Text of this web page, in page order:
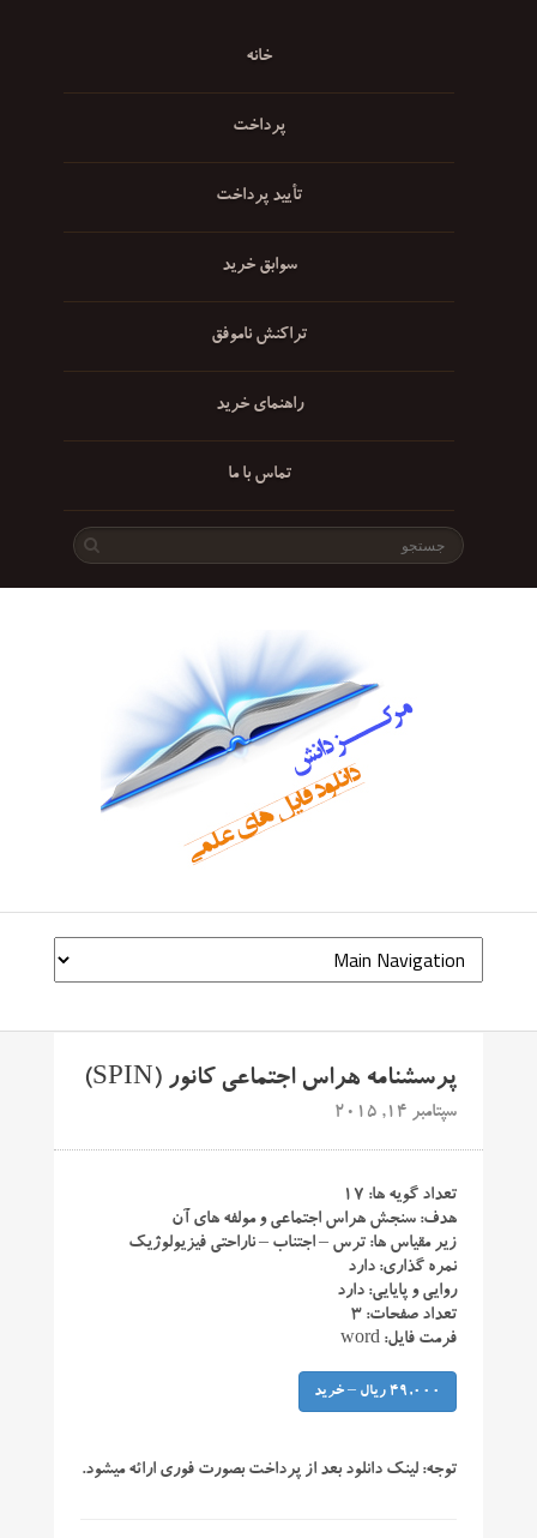
خانه
پرداخت
تأیید پرداخت
سوابق خرید
تراکنش ناموفق
راهنمای خرید
تماس با ما
پرسشنامه هراس اجتماعی کانور (SPIN)
سپتامبر 14, 2015
تعداد گویه ها: ۱۷
هدف: سنجش هراس اجتماعی و مولفه های آن
زیر مقیاس ها: ترس – اجتناب – ناراحتی فیزیولوژیک
نمره گذاری: دارد
روایی و پایایی: دارد
تعداد صفحات: ۳
فرمت فایل: word
49,000 ریال – خرید
توجه: لینک دانلود بعد از پرداخت بصورت فوری ارائه میشود.